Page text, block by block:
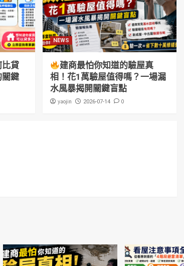
比貸
關鍵
NEWS
建商最怕你知道的驗屋真
相！花1萬驗屋值得嗎？一場漏
水風暴揭開關鍵盲點
yaojin 2026-07-14 0